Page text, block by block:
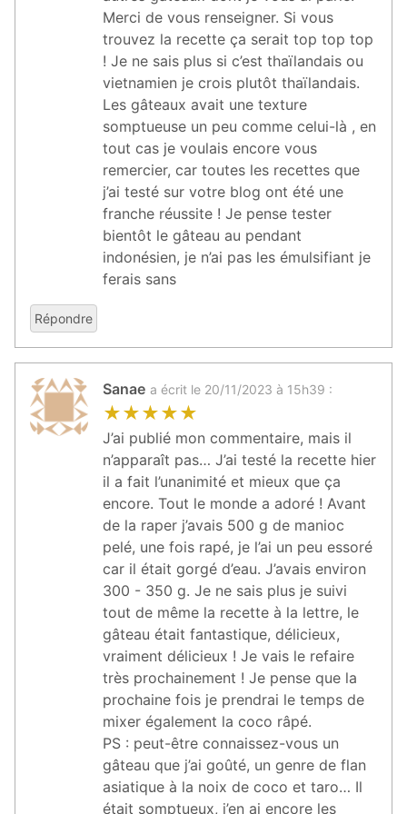
Merci de vous renseigner. Si vous
trouvez la recette ça serait top top top
! Je ne sais plus si c’est thaïlandais ou
vietnamien je crois plutôt thaïlandais.
Les gâteaux avait une texture
somptueuse un peu comme celui-là , en
tout cas je voulais encore vous
remercier, car toutes les recettes que
j’ai testé sur votre blog ont été une
franche réussite ! Je pense tester
bientôt le gâteau au pendant
indonésien, je n’ai pas les émulsifiant je
ferais sans
Répondre
Sanae a écrit le 20/11/2023 à 15h39 :
★★★★★
J’ai publié mon commentaire, mais il
n’apparaît pas… J’ai testé la recette hier
il a fait l’unanimité et mieux que ça
encore. Tout le monde a adoré ! Avant
de la raper j’avais 500 g de manioc
pelé, une fois rapé, je l’ai un peu essoré
car il était gorgé d’eau. J’avais environ
300 - 350 g. Je ne sais plus je suivi
tout de même la recette à la lettre, le
gâteau était fantastique, délicieux,
vraiment délicieux ! Je vais le refaire
très prochainement ! Je pense que la
prochaine fois je prendrai le temps de
mixer également la coco râpé.
PS : peut-être connaissez-vous un
gâteau que j’ai goûté, un genre de flan
asiatique à la noix de coco et taro… Il
était somptueux, j’en ai encore les